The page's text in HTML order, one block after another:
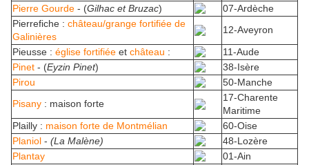
Pierre Gourde - (Gilhac et Bruzac)
07-Ardèche
Pierrefiche : château/grange fortifiée de
Galinières
12-Aveyron
Pieusse : église fortifiée et château :
11-Aude
Pinet - (Eyzin Pinet)
38-Isère
Pirou
50-Manche
Pisany : maison forte
17-Charente
Maritime
Plailly : maison forte de Montmélian
60-Oise
Planiol - (La Malène)
48-Lozère
Plantay
01-Ain